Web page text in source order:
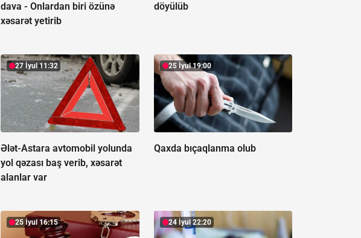
dava -Onlardan biri özünə
xəsarət yetirib
döyülüb
27 İyul 11:32
Ələt-Astara avtomobil yolunda
yol qəzası baş verib, xəsarət
alanlar var
25 İyul 19:00
Qaxda bıçaqlanma olub
25 İyul 16:15 24 İyul 22:20